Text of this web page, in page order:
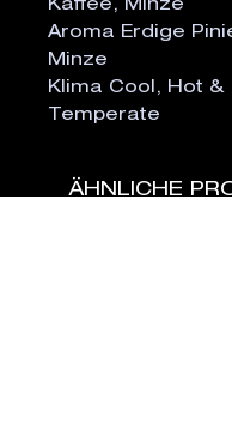
Kaffee, Minze
Aroma Erdige
Minze
Klima Cool, Hot &
Temperate
ÄHNLICHE